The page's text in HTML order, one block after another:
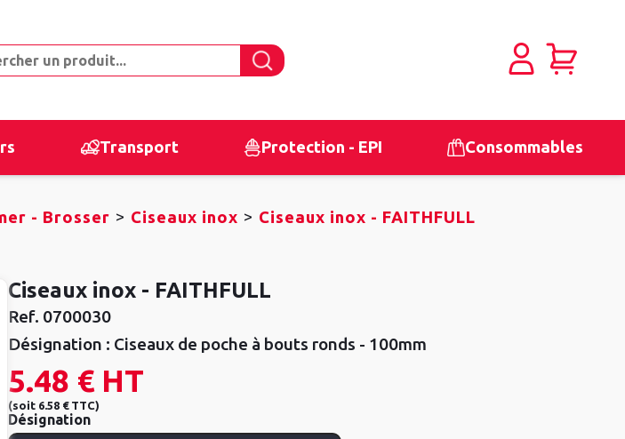
Transport Protection - EPI Consommables
- Brosser > Ciseaux inox > Ciseaux inox - FAITHFULL
Ciseaux inox - FAITHFULL
Ref. 0700030
Désignation : Ciseaux de poche à bouts ronds - 100mm
5.48 €HT
(soit 6.58 € TTC)
Désignation